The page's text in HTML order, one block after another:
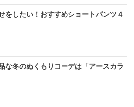
をしたい！おすすめショートパンツ４
な冬のぬくもりコーデは「アースカラ